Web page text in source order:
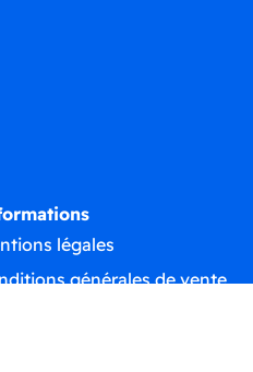
légales
générales de vente